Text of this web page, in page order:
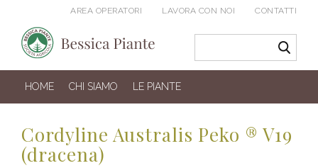
AREA OPERATORI LAVORA CON NOI CONTATTI
HOME CHI SIAMO LE PIANTE
Cordyline Australis Peko ® V19
(dracena)